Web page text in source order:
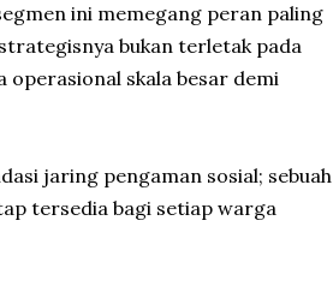
ini memegang peran paling
bukan terletak pada
operasional skala besar demi
jaring pengaman sosial; sebuah
tersedia bagi setiap warga